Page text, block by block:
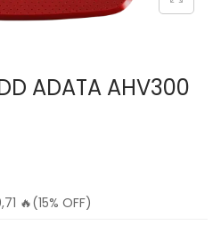
ADATA AHV300
🔥(15% OFF)